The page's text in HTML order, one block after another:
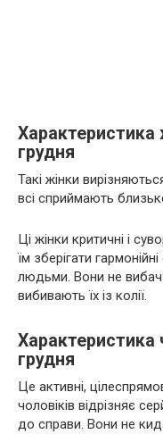
грудня
Такі жінки
всі сприймають
Ці жінки критичні і
їм зберігати
людьми. Вони не
вибивають їх із колії.
Характеристика
грудня
Це активні,
чоловіків відрізняє
до справи. Вони не